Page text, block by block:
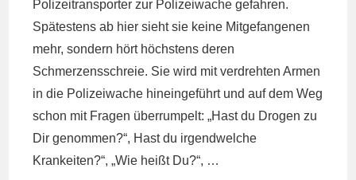
Polizeitransporter zur Polizeiwache gefahren.
Spätestens ab hier sieht sie keine Mitgefangenen
mehr, sondern hört höchstens deren
Schmerzensschreie. Sie wird mit verdrehten Armen
in die Polizeiwache hineingeführt und auf dem Weg
schon mit Fragen überrumpelt: „Hast du Drogen zu
Dir genommen?“, Hast du irgendwelche
Krankeiten?“, „Wie heißt Du?“, …